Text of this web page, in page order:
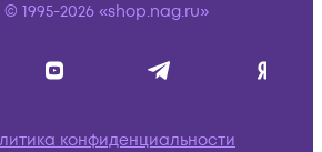
© 1995-2026 «shop.nag.ru»
конфиденциальности